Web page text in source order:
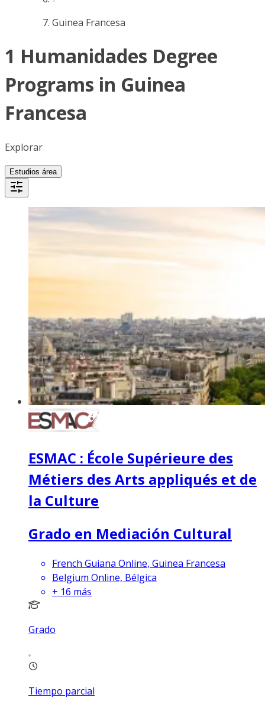
Guinea Francesa
1 Humanidades Degree
Programs in Guinea
Francesa
Explorar
Estudios área
ESMAC : École Supérieure des
Métiers des Arts appliqués et de
la Culture
Grado en Mediación Cultural
French Guiana Online, Guinea Francesa
Belgium Online, Bélgica
+ 16 más
Grado
Tiempo parcial